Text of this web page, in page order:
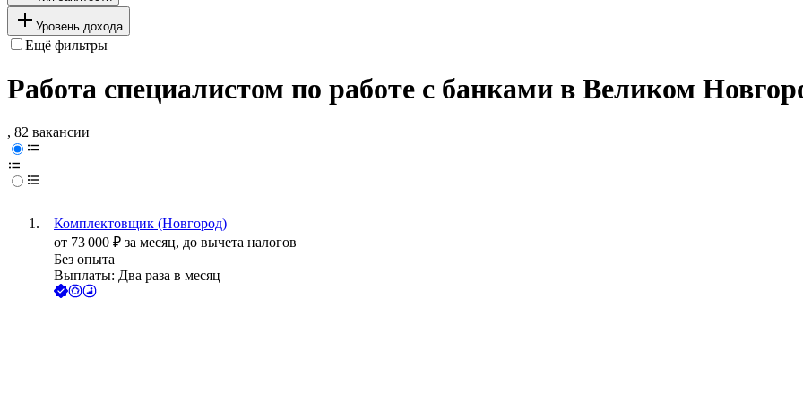
Уровень дохода
Ещё фильтры
Работа специалистом по работе с банками в Великом
, 82 вакансии
Комплектовщик (Новгород)
от 73 000 ₽ за месяц, до вычета налогов
Без опыта
Выплаты: Два раза в месяц